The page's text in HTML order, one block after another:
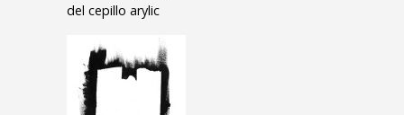
del cepillo arylic